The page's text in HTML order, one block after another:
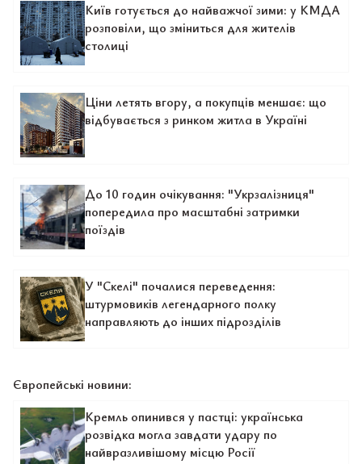
Київ готується до найважчої зими: у КМДА
розповіли, що зміниться для жителів
столиці
Ціни летять вгору, а покупців меншає: що
відбувається з ринком житла в Україні
До 10 годин очікування: "Укрзалізниця"
попередила про масштабні затримки
поїздів
У "Скелі" почалися переведення:
штурмовиків легендарного полку
направляють до інших підрозділів
Європейські новини:
Кремль опинився у пастці: українська
розвідка могла завдати удару по
найвразливішому місцю Росії